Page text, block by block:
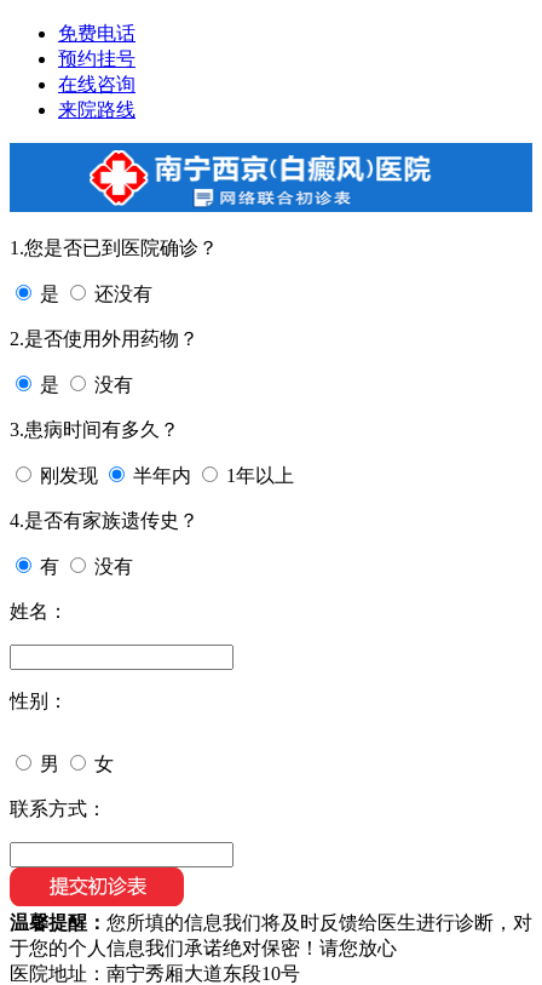
免费电话
预约挂号
在线咨询
来院路线
1.您是否已到医院确诊？
是 还没有
2.是否使用外用药物？
是 没有
3.患病时间有多久？
刚发现 半年内 1年以上
4.是否有家族遗传史？
有 没有
姓名：
性别：
男 女
联系方式：
温馨提醒： 您所填的信息我们将及时反馈给医生进行诊断，对
于您的个人信息我们承诺绝对保密！请您放心
医院地址：南宁秀厢大道东段10号